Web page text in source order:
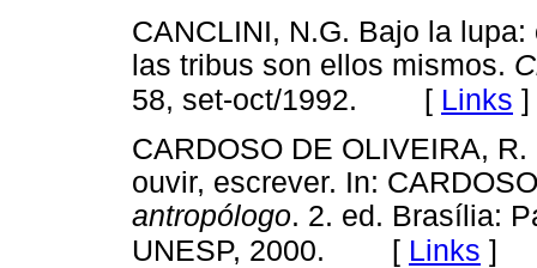
CANCLINI, N.G. Bajo la
las tribus son ellos mismos.
58, set-oct/1992. [ Links ]
CARDOSO DE OLIVEIRA,
ouvir, escrever. In:
antropólogo. 2. ed. Brasília:
UNESP, 2000. [ Links ]